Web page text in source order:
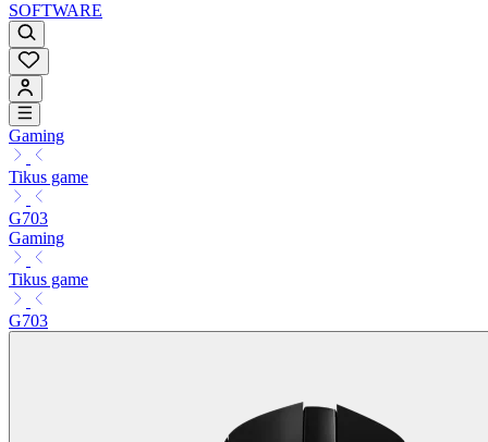
SOFTWARE
Gaming
Tikus game
G703
Gaming
Tikus game
G703